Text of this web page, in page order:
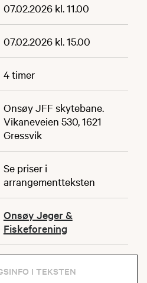
07.02.2026 kl. 11.00
07.02.2026 kl. 15.00
4 timer
Onsøy JFF skytebane.
Vikaneveien 530, 1621
Gressvik
Se priser i
arrangementteksten
Onsøy Jeger &
Fiskeforening
I TEKSTEN